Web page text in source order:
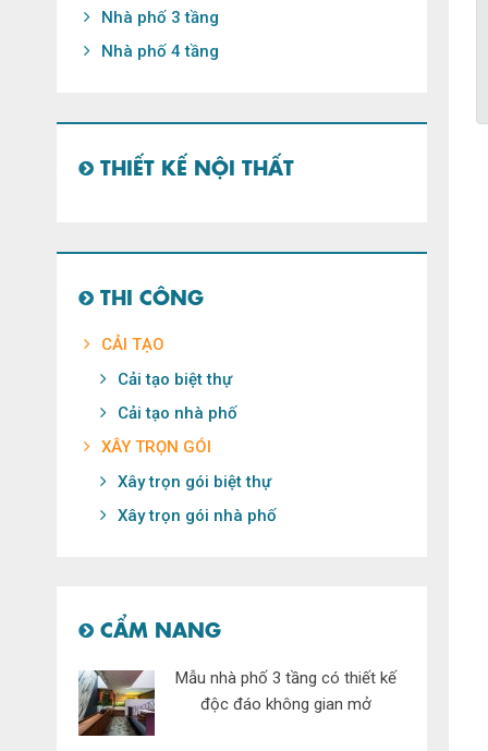
Nhà phố 3 tầng
Nhà phố 4 tầng
THIẾT KẾ NỘI THẤT
THI CÔNG
CẢI TẠO
Cải tạo biệt thự
Cải tạo nhà phố
XÂY TRỌN GÓI
Xây trọn gói biệt thự
Xây trọn gói nhà phố
CẨM NANG
Mẫu nhà phố 3 tầng có thiết kế
độc đáo không gian mở